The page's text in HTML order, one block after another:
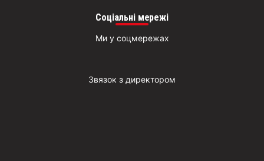
Соціальні мережі
Ми у соцмережах
Звязок з директором